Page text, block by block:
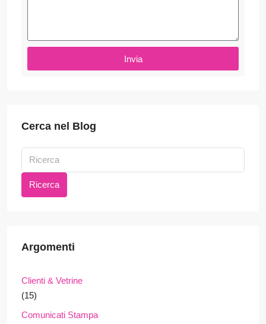
Invia
Cerca nel Blog
Ricerca
Argomenti
Clienti & Vetrine
(15)
Comunicati Stampa